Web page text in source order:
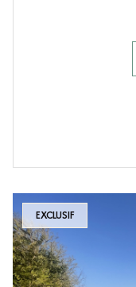
EXCLUSIF